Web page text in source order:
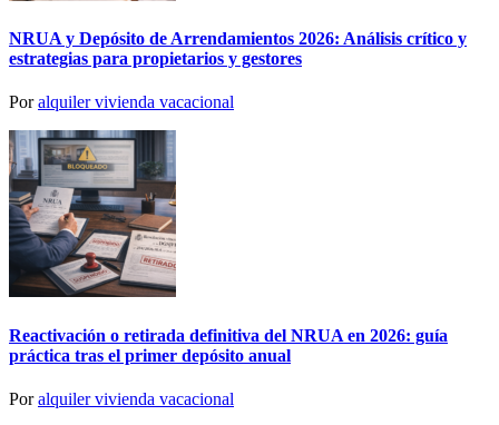
NRUA y Depósito de Arrendamientos 2026: Análisis crítico y
estrategias para propietarios y gestores
Poralquiler vivienda vacacional
Reactivación o retirada definitiva del NRUA en 2026: guía
práctica tras el primer depósito anual
Poralquiler vivienda vacacional